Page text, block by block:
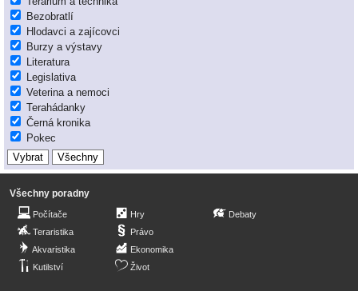
Bezobratlí
Hlodavci a zajícovci
Burzy a výstavy
Literatura
Legislativa
Veterina a nemoci
Terahádanky
Černá kronika
Pokec
Všechny poradny
Počítače
Teraristika
Akvaristika
Kutilství
Hry
Právo
Ekonomika
Život
Debaty